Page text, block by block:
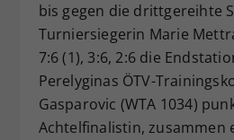
bis gegen die drittgereihte
Turniersiegerin Marie
7:6 (1), 3:6, 2:6 die
Perelyginas ÖTV-
Gasparovic (WTA 1034)
Achtelfinalistin, zusammen